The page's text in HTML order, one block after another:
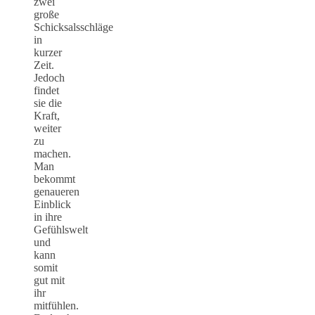
große
Schicksalsschläge
in
kurzer
Zeit.
Jedoch
findet
sie die
Kraft,
weiter
zu
machen.
Man
bekommt
genaueren
Einblick
in ihre
Gefühlswelt
und
kann
somit
gut mit
ihr
mitfühlen.